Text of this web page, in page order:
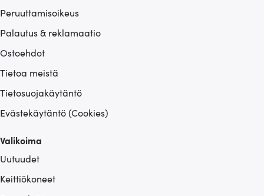
Peruuttamisoikeus
Palautus & reklamaatio
Ostoehdot
Tietoa meistä
Tietosuojakäytäntö
Evästekäytäntö (Cookies)
Valikoima
Uutuudet
Keittiökoneet